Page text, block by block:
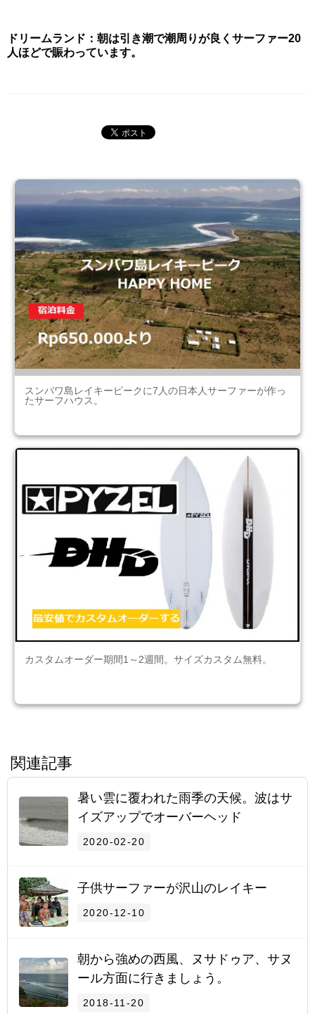
ドリームランド：朝は引き潮で潮周りが良くサーファー20
人ほどで賑わっています。
スンバワ島レイキーピークに7人の日本人サーファーが作っ
たサーフハウス。
カスタムオーダー期間1～2週間。サイズカスタム無料。
関連記事
暑い雲に覆われた雨季の天候。波はサ
イズアップでオーバーヘッド
2020-02-20
子供サーファーが沢山のレイキー
2020-12-10
朝から強めの西風、ヌサドゥア、サヌ
ール方面に行きましょう。
2018-11-20